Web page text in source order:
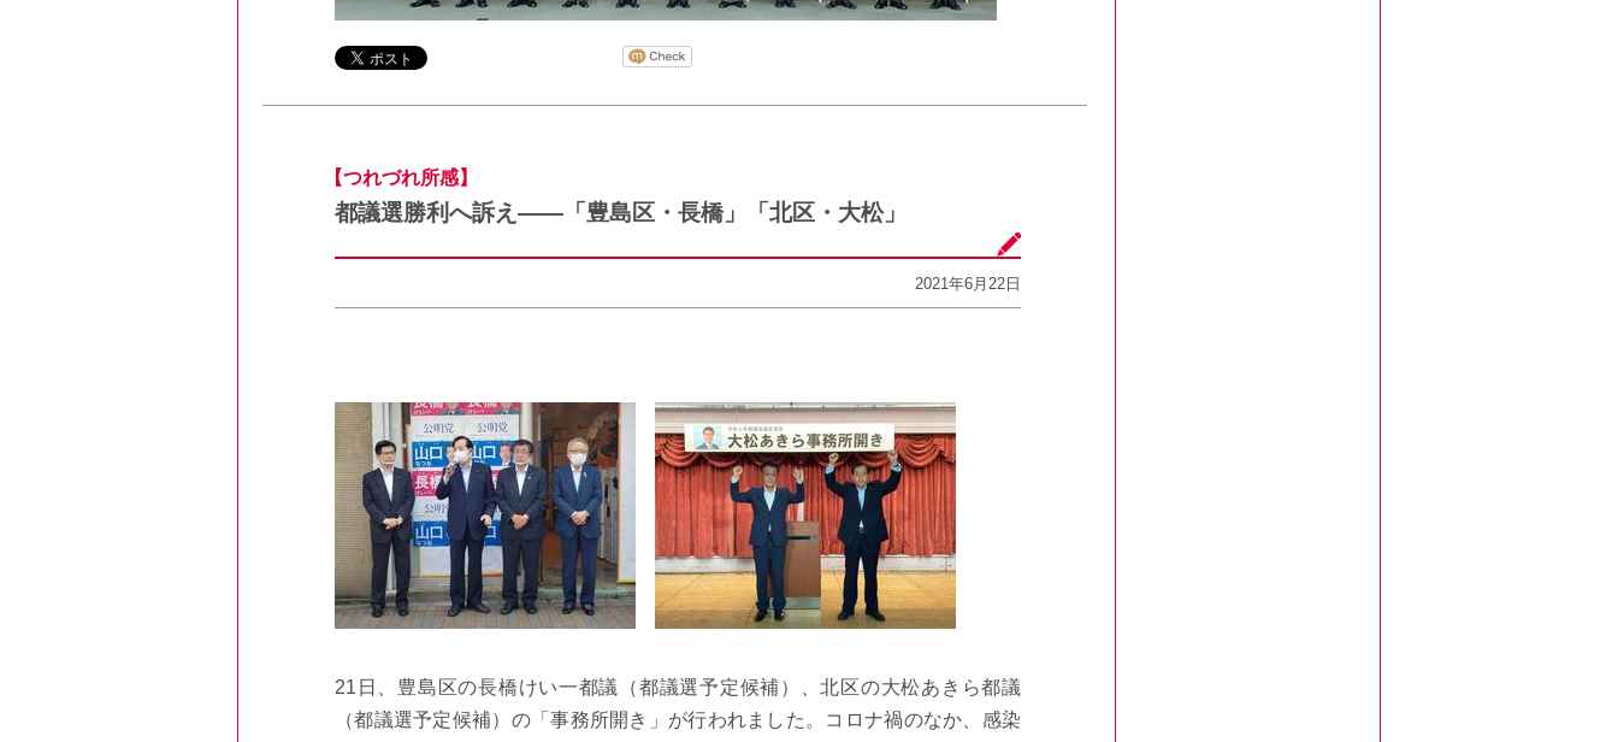
【つれづれ所感】
都議選勝利へ訴え――「豊島区・長橋」「北区・大松」
2021年6月22日
21日、豊島区の長橋けい一都議（都議選予定候補）、北区の大松あきら都議
（都議選予定候補）の「事務所開き」が行われました。コロナ禍のなか、感染